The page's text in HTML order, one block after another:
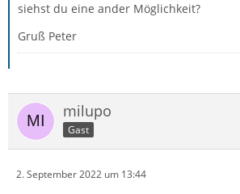
siehst du eine ander Möglichkeit?
Gruß Peter
milupo
Gast
2. September 2022 um 13:44